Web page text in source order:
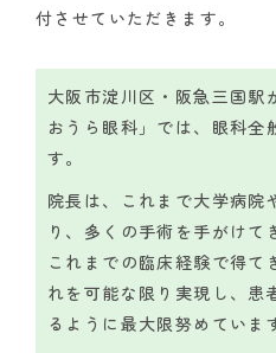
付させていただきます。
大阪市淀川区・阪急三国駅
おうら眼科」では、眼科全
す。
院長は、これまで大学病院
り、多くの手術を手がけて
これまでの臨床経験で得て
れを可能な限り実現し、患
るように最大限努めていま